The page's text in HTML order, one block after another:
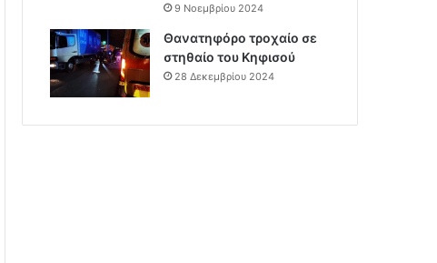
9 Νοεμβρίου 2024
Θανατηφόρο τροχαίο σε
στηθαίο του Κηφισού
28 Δεκεμβρίου 2024